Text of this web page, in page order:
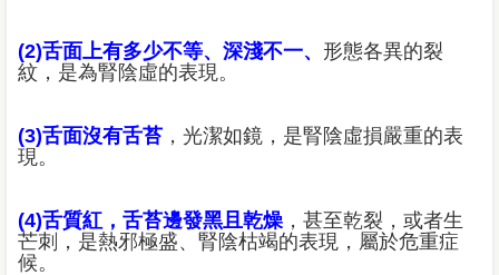
(2)舌面上有多少不等、深淺不一、 形態各異的裂
紋，是為腎陰虛的表現。
(3)舌面沒有舌苔 ，光潔如鏡，是腎陰虛損嚴重的表
現。
(4)舌質紅，舌苔邊發黑且乾燥 ，甚至乾裂，或者生
芒刺，是熱邪極盛、腎陰枯竭的表現，屬於危重症
候。